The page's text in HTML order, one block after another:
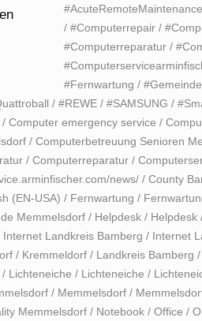
#AcuteRemoteMaintenance
/#Computerrepair /
#Computerreparatur /
#Fernwartung /
/ #REWE / #SAMSUNG /
/ Computer emergency service /
/ Computerbetreuung Senioren
/ Computerreparatur /
news/ / County
(EN-USA) / Fernwartung /
Memmelsdorf / Helpdesk / Helpdesk
Internet Landkreis Bamberg / Internet
/ Kremmeldorf / Landkreis Bamberg /
/ Lichteneiche / Lichteneiche /
/ Memmelsdorf /
Memmelsdorf / Notebook / Office /